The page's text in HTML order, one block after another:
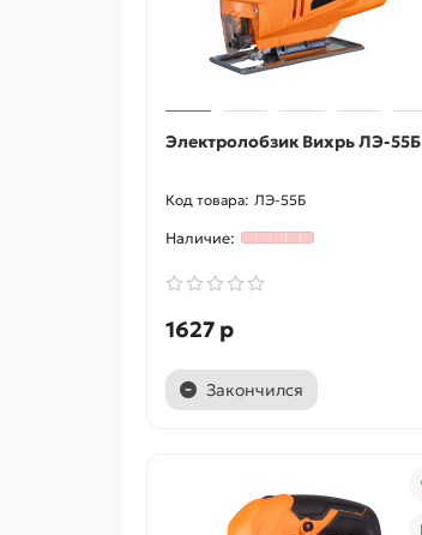
Электролобзик Вихрь ЛЭ-55Б
ЛЭ-55Б
1627 р
Закончился